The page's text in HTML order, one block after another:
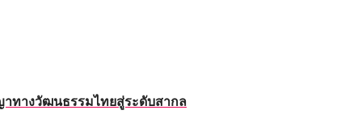
ทางวัฒนธรรมไทยสู่ระดับสากล